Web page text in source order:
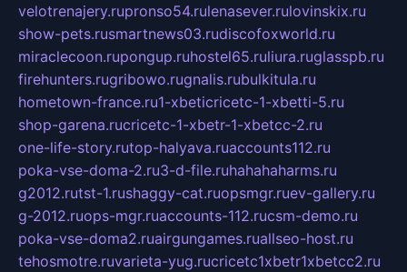
velotrenajery.rupronso54.rulenasever.rulovinskix.ru
show-pets.rusmartnews03.rudiscofoxworld.ru
miraclecoon.rupongup.ruhostel65.ruliura.ruglasspb.ru
firehunters.rugribowo.rugnalis.rubulkitula.ru
hometown-france.ru1-xbeticricetc-1-xbetti-5.ru
shop-garena.rucricetc-1-xbetr-1-xbetcc-2.ru
one-life-story.rutop-halyava.ruaccounts112.ru
poka-vse-doma-2.ru3-d-file.ruhahahaharms.ru
g2012.rutst-1.rushaggy-cat.ruopsmgr.ruev-gallery.ru
g-2012.ruops-mgr.ruaccounts-112.rucsm-demo.ru
poka-vse-doma2.ruairgungames.ruallseo-host.ru
tehosmotre.ruvarieta-yug.rucricetc1xbetr1xbetcc2.ru